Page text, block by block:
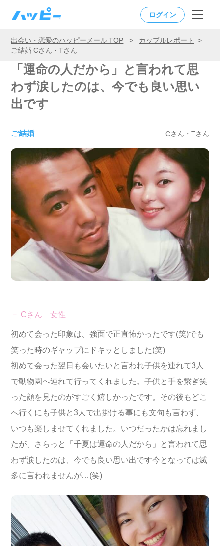
ログイン
出会い・恋愛のハッピーメール TOP > カップルレポート
>
ご結婚 Cさん・Tさん
「運命の人だから」と言われて思
わず涙したのは、今でも良い思い
出です
ご結婚 Cさん・Tさん
－ Cさん 女性
初めて会った印象は、強面で正直怖かったです(笑)でも
笑った時のギャップにドキッとしました(笑)
初めて会った翌日も会いたいと言われ子供を連れて3人
で動物園へ連れて行ってくれました。子供と手を繋ぎ笑
った顔を見たのがすごく嬉しかったです。その後もどこ
へ行くにも子供と3人で出掛ける事にも文句も言わず、
いつも楽しませてくれました。いつだったかは忘れまし
たが、さらっと「千夏は運命の人だから」と言われて思
わず涙したのは、今でも良い思い出です今となっては滅
多に言われませんが…(笑)